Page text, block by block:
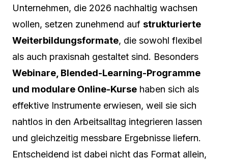
Unternehmen, die 2026 nachhaltig wachsen
wollen, setzen zunehmend auf strukturierte
Weiterbildungsformate, die sowohl flexibel
als auch praxisnah gestaltet sind. Besonders
Webinare, Blended-Learning-Programme
und modulare Online-Kurse haben sich als
effektive Instrumente erwiesen, weil sie sich
nahtlos in den Arbeitsalltag integrieren lassen
und gleichzeitig messbare Ergebnisse liefern.
Entscheidend ist dabei nicht das Format allein,